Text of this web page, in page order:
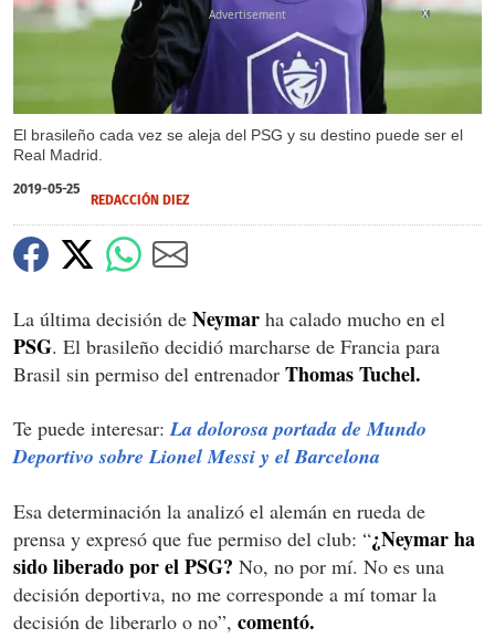
El brasileño cada vez se aleja del PSG y su destino puede ser el
Real Madrid.
X
2019-05-25
REDACCIÓN DIEZ
La última decisión de Neymar ha calado mucho en el
PSG. El brasileño decidió marcharse de Francia para
Brasil sin permiso del entrenador Thomas Tuchel.
Te puede interesar: La dolorosa portada de Mundo
Deportivo sobre Lionel Messi y el Barcelona
Esa determinación la analizó el alemán en rueda de
prensa y expresó que fue permiso del club: “¿Neymar ha
sido liberado por el PSG? No, no por mí. No es una
decisión deportiva, no me corresponde a mí tomar la
decisión de liberarlo o no”, comentó.